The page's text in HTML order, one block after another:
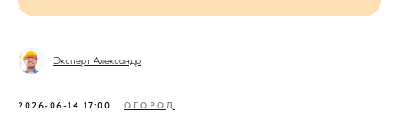
Эксперт Александр
2026-06-14 17:00 ОГОРОД